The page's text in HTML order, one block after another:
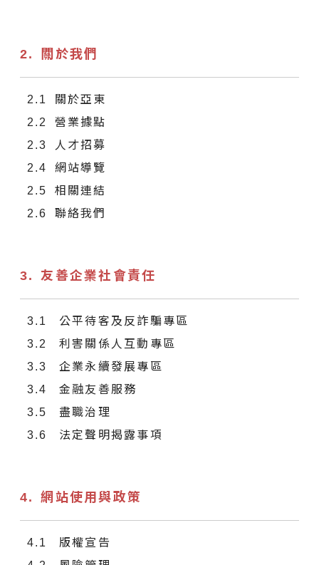
關於我們
關於亞東
營業據點
人才招募
網站導覽
相關連結
聯絡我們
友善企業社會責任
公平待客及反詐騙專區
利害關係人互動專區
企業永續發展專區
金融友善服務
盡職治理
法定聲明揭露事項
網站使用與政策
版權宣告